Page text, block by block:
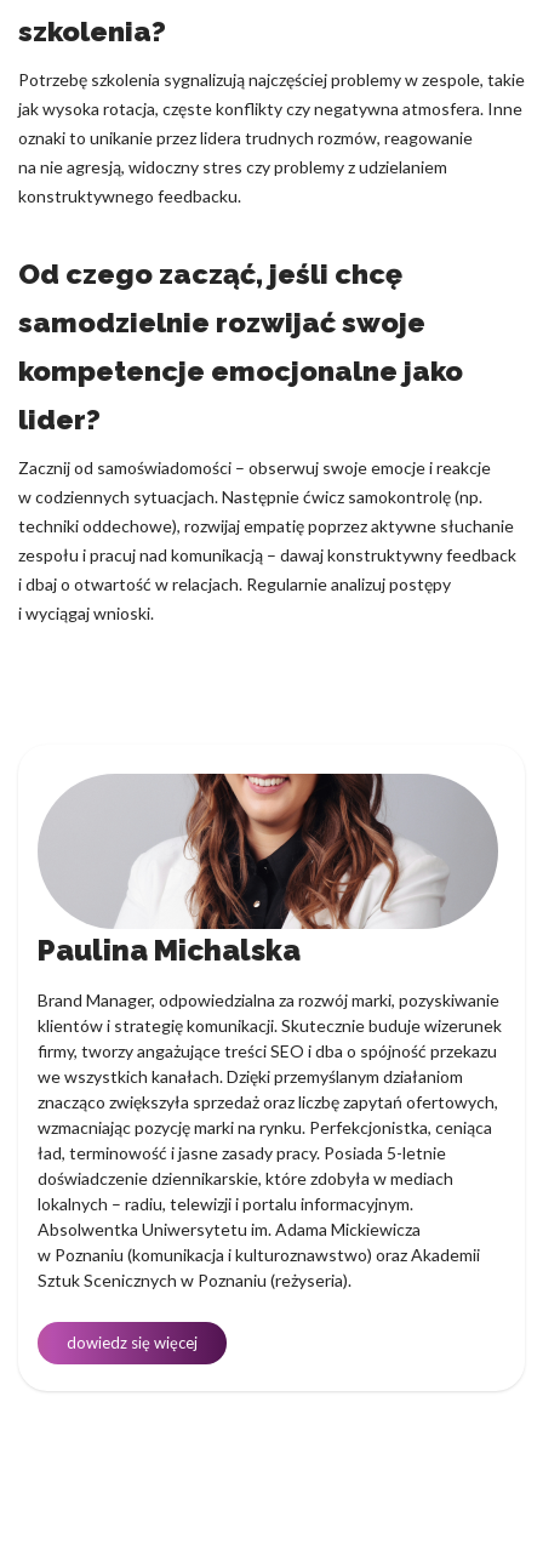
szkolenia?
Potrzebę szkolenia sygnalizują najczęściej problemy w zespole, takie
jak wysoka rotacja, częste konflikty czy negatywna atmosfera. Inne
oznaki to unikanie przez lidera trudnych rozmów, reagowanie
na nie agresją, widoczny stres czy problemy z udzielaniem
konstruktywnego feedbacku.
Od czego zacząć, jeśli chcę
samodzielnie rozwijać swoje
kompetencje emocjonalne jako
lider?
Zacznij od samoświadomości – obserwuj swoje emocje i reakcje
w codziennych sytuacjach. Następnie ćwicz samokontrolę (np.
techniki oddechowe), rozwijaj empatię poprzez aktywne słuchanie
zespołu i pracuj nad komunikacją – dawaj konstruktywny feedback
i dbaj o otwartość w relacjach. Regularnie analizuj postępy
i wyciągaj wnioski.
Paulina Michalska
Brand Manager, odpowiedzialna za rozwój marki, pozyskiwanie
klientów i strategię komunikacji. Skutecznie buduje wizerunek
firmy, tworzy angażujące treści SEO i dba o spójność przekazu
we wszystkich kanałach. Dzięki przemyślanym działaniom
znacząco zwiększyła sprzedaż oraz liczbę zapytań ofertowych,
wzmacniając pozycję marki na rynku. Perfekcjonistka, ceniąca
ład, terminowość i jasne zasady pracy. Posiada 5-letnie
doświadczenie dziennikarskie, które zdobyła w mediach
lokalnych – radiu, telewizji i portalu informacyjnym.
Absolwentka Uniwersytetu im. Adama Mickiewicza
w Poznaniu (komunikacja i kulturoznawstwo) oraz Akademii
Sztuk Scenicznych w Poznaniu (reżyseria).
dowiedz się więcej